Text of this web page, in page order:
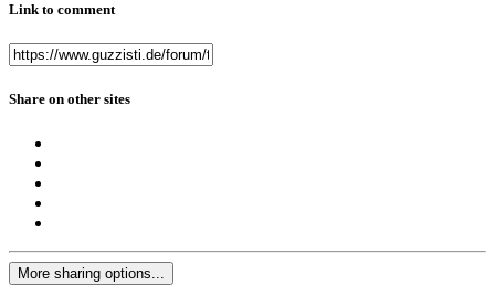
Link to comment
Share on other sites
More sharing options...